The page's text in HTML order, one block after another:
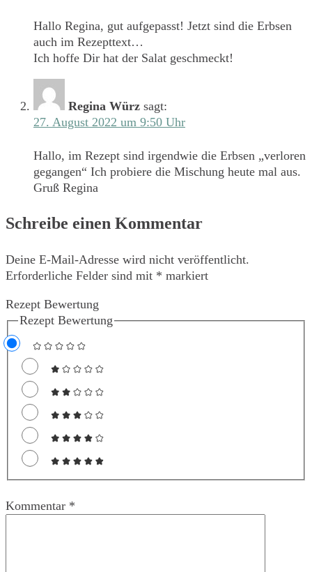
Hallo Regina, gut aufgepasst! Jetzt sind die Erbsen
auch im Rezepttext…
Ich hoffe Dir hat der Salat geschmeckt!
Regina Würz sagt:
27. August 2022 um 9:50 Uhr
Hallo, im Rezept sind irgendwie die Erbsen „verloren
gegangen“ Ich probiere die Mischung heute mal aus.
Gruß Regina
Schreibe einen Kommentar
Deine E-Mail-Adresse wird nicht veröffentlicht.
Erforderliche Felder sind mit * markiert
Rezept Bewertung
Rezept Bewertung
Kommentar *